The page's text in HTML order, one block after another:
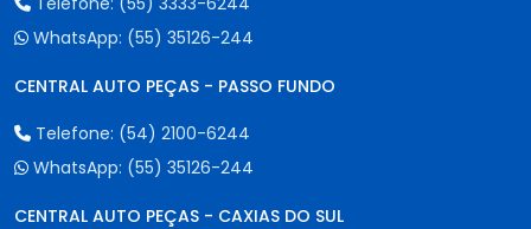
WhatsApp: (55) 35126-244
CENTRAL AUTO PEÇAS - PASSO FUNDO
Telefone: (54) 2100-6244
WhatsApp: (55) 35126-244
CENTRAL AUTO PEÇAS - CAXIAS DO SUL